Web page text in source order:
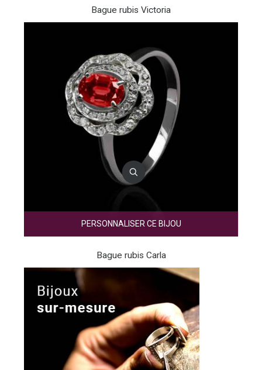
Bague rubis Victoria
PERSONNALISER CE BIJOU
Bague rubis Carla